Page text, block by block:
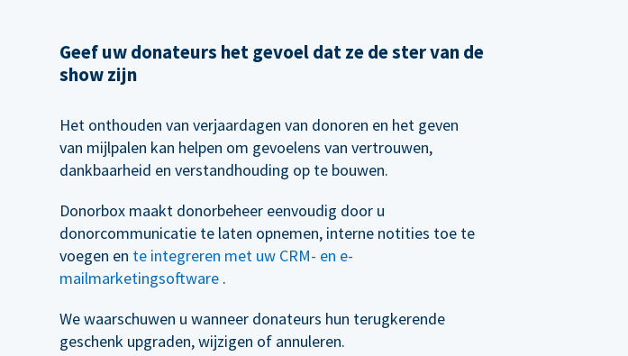
Geef uw donateurs het gevoel dat ze de ster van de
show zijn
Het onthouden van verjaardagen van donoren en het geven
van mijlpalen kan helpen om gevoelens van vertrouwen,
dankbaarheid en verstandhouding op te bouwen.
Donorbox maakt donorbeheer eenvoudig door u
donorcommunicatie te laten opnemen, interne notities toe te
voegen en te integreren met uw CRM- en e-
mailmarketingsoftware.
We waarschuwen u wanneer donateurs hun terugkerende
geschenk upgraden, wijzigen of annuleren.